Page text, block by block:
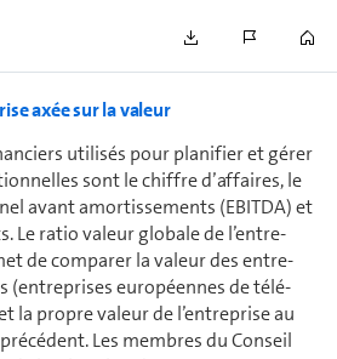
axée sur la valeur
utilisés pour planifier et gérer
sont le chiffre d’af­faires, le
avant amortissements (EBITDA) et
Le ratio valeur globale de l’en­tre­
de comparer la valeur des en­tre­
(en­tre­prises européennes de té­lé­
la propre valeur de l’en­tre­prise au
Les membres du Conseil